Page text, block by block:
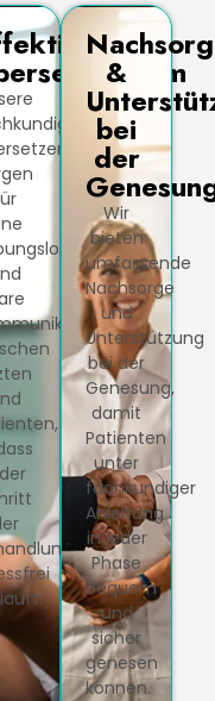
&
bei
der
Wir
bieten
umfassende
Nachsorge
und
Unterstützung
bei der
Genesung,
damit
Patienten
unter
fachkundiger
Anleitung
in jeder
Phase
bequem
und
sicher
genesen
können.